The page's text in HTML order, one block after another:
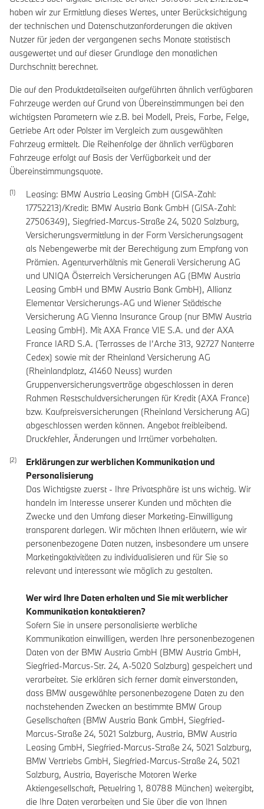
haben wir zur Ermittlung dieses Wertes, unter Berücksichtigung
der technischen und Datenschutzanforderungen die aktiven
Nutzer für jeden der vergangenen sechs Monate statistisch
ausgewertet und auf dieser Grundlage den monatlichen
Durchschnitt berechnet.
Die auf den Produktdetailseiten aufgeführten ähnlich verfügbaren
Fahrzeuge werden auf Grund von Übereinstimmungen bei den
wichtigsten Parametern wie z.B. bei Modell, Preis, Farbe, Felge,
Getriebe Art oder Polster im Vergleich zum ausgewählten
Fahrzeug ermittelt. Die Reihenfolge der ähnlich verfügbaren
Fahrzeuge erfolgt auf Basis der Verfügbarkeit und der
Übereinstimmungsquote.
Leasing: BMW Austria Leasing GmbH (GISA-Zahl:
17752213)/Kredit: BMW Austria Bank GmbH (GISA-Zahl:
27506349), Siegfried-Marcus-Straße 24, 5020 Salzburg,
Versicherungsvermittlung in der Form Versicherungsagent
als Nebengewerbe mit der Berechtigung zum Empfang von
Prämien. Agenturverhältnis mit Generali Versicherung AG
und UNIQA Österreich Versicherungen AG (BMW Austria
Leasing GmbH und BMW Austria Bank GmbH), Allianz
Elementar Versicherungs-AG und Wiener Städtische
Versicherung AG Vienna Insurance Group (nur BMW Austria
Leasing GmbH). Mit AXA France VIE S.A. und der AXA
France IARD S.A. (Terrasses de I’Arche 313, 92727 Nanterre
Cedex) sowie mit der Rheinland Versicherung AG
(Rheinlandplatz, 41460 Neuss) wurden
Gruppenversicherungsverträge abgeschlossen in deren
Rahmen Restschuldversicherungen für Kredit (AXA France)
bzw. Kaufpreisversicherungen (Rheinland Versicherung AG)
abgeschlossen werden können. Angebot freibleibend.
Druckfehler, Änderungen und Irrtümer vorbehalten.
Erklärungen zur werblichen Kommunikation und
Personalisierung
Das Wichtigste zuerst - Ihre Privatsphäre ist uns wichtig. Wir
handeln im Interesse unserer Kunden und möchten die
Zwecke und den Umfang dieser Marketing-Einwilligung
transparent darlegen. Wir möchten Ihnen erläutern, wie wir
personenbezogene Daten nutzen, insbesondere um unsere
Marketingaktivitäten zu individualisieren und für Sie so
relevant und interessant wie möglich zu gestalten.
Wer wird Ihre Daten erhalten und Sie mit werblicher
Kommunikation kontaktieren?
Sofern Sie in unsere personalisierte werbliche
Kommunikation einwilligen, werden Ihre personenbezogenen
Daten von der BMW Austria GmbH (BMW Austria GmbH,
Siegfried-Marcus-Str. 24, A-5020 Salzburg) gespeichert und
verarbeitet. Sie erklären sich ferner damit einverstanden,
dass BMW ausgewählte personenbezogene Daten zu den
nachstehenden Zwecken an bestimmte BMW Group
Gesellschaften (BMW Austria Bank GmbH, Siegfried-
Marcus-Straße 24, 5021 Salzburg, Austria, BMW Austria
Leasing GmbH, Siegfried-Marcus-Straße 24, 5021 Salzburg,
BMW Vertriebs GmbH, Siegfried-Marcus-Straße 24, 5021
Salzburg, Austria, Bayerische Motoren Werke
Aktiengesellschaft, Petuelring 1, 80788 München) weitergibt,
die Ihre Daten verarbeiten und Sie über die von Ihnen